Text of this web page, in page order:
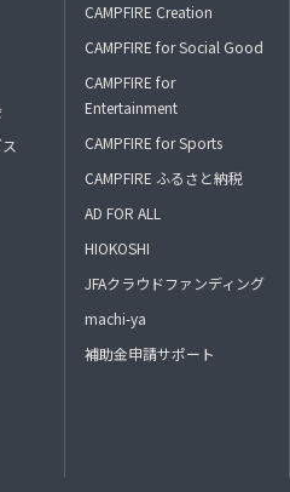
CAMPFIRE Creation
CAMPFIRE for Social Good
CAMPFIRE for
Entertainment
CAMPFIRE for Sports
CAMPFIRE ふるさと納税
AD FOR ALL
HIOKOSHI
JFAクラウドファンディング
machi-ya
補助金申請サポート